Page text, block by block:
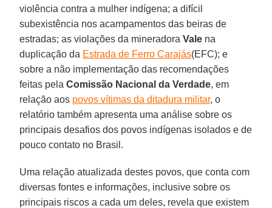
violência contra a mulher indígena; a difícil
subexistência nos acampamentos das beiras de
estradas; as violações da mineradoraVale na
duplicação da Estrada de Ferro Carajás(EFC); e
sobre a não implementação das recomendações
feitas pelaComissão Nacional da Verdade, em
relação aos povos vítimas da ditadura militar, o
relatório também apresenta uma análise sobre os
principais desafios dos povos indígenas isolados e de
pouco contato no Brasil.
Uma relação atualizada destes povos, que conta com
diversas fontes e informações, inclusive sobre os
principais riscos a cada um deles, revela que existem